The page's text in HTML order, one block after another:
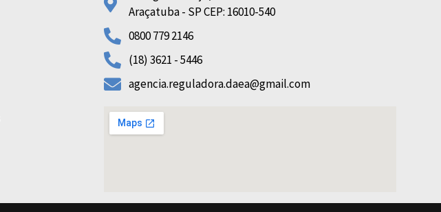
Araçatuba - SP CEP: 16010-540
0800 779 2146
(18) 3621 - 5446
agencia.reguladora.daea@gmail.com